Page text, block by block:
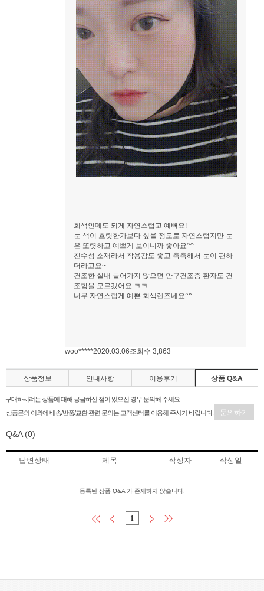
회색인데도 되게 자연스럽고 예뻐요!
눈 색이 흐릿한가보다 싶을 정도로 자연스럽지만 눈
은 또렷하고 예쁘게 보이니까 좋아요^^
친수성 소재라서 착용감도 좋고 촉촉해서 눈이 편하
더라고요~
건조한 실내 들어가지 않으면 안구건조증 환자도 건
조함을 모르겠어요 ㅋㅋ
너무 자연스럽게 예쁜 회색렌즈네요^^
woo*****2020.03.06조회수 3,863
상품정보 안내사항 이용후기 상품 Q&A
구매하시려는 상품에 대해 궁금하신 점이 있으신 경우 문의해 주세요.
상품문의 이외에 배송/반품/교환 관련 문의는 고객센터를 이용해 주시기 바랍니다.
문의하기
Q&A (0)
답변상태 제목 작성자 작성일
등록된 상품 Q&A 가 존재하지 않습니다.
1